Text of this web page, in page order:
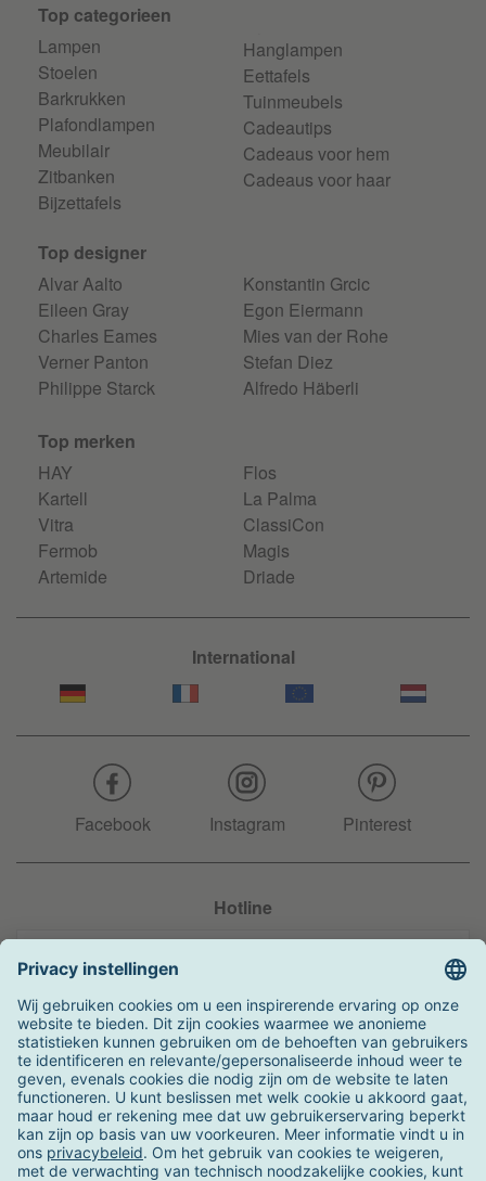
Top categorieen
Lampen
Stoelen
Barkrukken
Plafondlampen
Meubilair
Zitbanken
Bijzettafels
Hanglampen
Eettafels
Tuinmeubels
Cadeautips
Cadeaus voor hem
Cadeaus voor haar
Top designer
Alvar Aalto
Eileen Gray
Charles Eames
Verner Panton
Philippe Starck
Konstantin Grcic
Egon Eiermann
Mies van der Rohe
Stefan Diez
Alfredo Häberli
Top merken
HAY
Kartell
Vitra
Fermob
Artemide
Flos
La Palma
ClassiCon
Magis
Driade
International
Facebook Instagram Pinterest
Hotline
Zo kunt u betalen
Verzending